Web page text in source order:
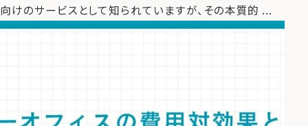
向けのサービスとして知られていますが、その本質的 ...